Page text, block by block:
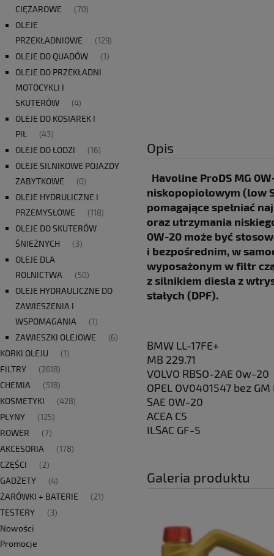
CIĘŻAROWE
(70)
OLEJE
PRZEKŁADNIOWE
(129)
OLEJE DO QUADÓW (1)
OLEJE DO PRZEKŁADNI
MOTOCYKLI I
SKUTERÓW
(4)
OLEJE DO KOSIAREK I
PIŁ
(43)
OLEJE DO ŁODZI (16)
OLEJE SILNIKOWE POJAZDY
ZABYTKOWE
(0)
OLEJE HYDRULICZNE I
PRZEMYSŁOWE
(118)
OLEJE DO SKUTERÓW
ŚNIEŻNYCH
(3)
OLEJE DLA
ROLNICTWA
(50)
OLEJE HYDRAULICZNE DO
ZAWIESZENIA I
WSPOMAGANIA
(1)
ZAWIESZKI OLEJOWE (6)
KORKI OLEJU (1)
FILTRY (2618)
CHEMIA (518)
KOSMETYKI (428)
PŁYNY (125)
ROWER (7)
AKCESORIA (178)
CZĘŚCI (2)
GADŻETY (4)
ŻARÓWKI + BATERIE (21)
TESTERY (3)
Nowości
Promocje
Opis
Havoline ProDS MG
niskopopiołowym (low
pomagające spełniać
oraz utrzymania
0W-20 może być
i bezpośrednim, w
wyposażonym w filtr
z silnikiem diesla z
stałych (DPF).
BMW LL-17FE+
MB 229.71
VOLVO RBSO-2AE 0w-20
OPEL OV0401547 bez
SAE 0W-20
ACEA C5
ILSAC GF-5
Galeria produktu